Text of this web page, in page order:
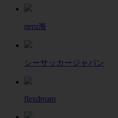
neru海
シーサッカージャパン
flexdream